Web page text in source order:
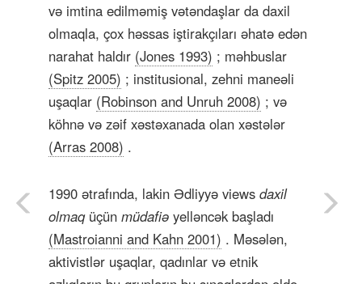
və imtina edilməmiş vətəndaşlar da daxil
olmaqla, çox həssas iştirakçıları əhatə edən
narahat haldır (Jones 1993) ; məhbuslar
(Spitz 2005) ; institusional, zehni maneəli
uşaqlar (Robinson and Unruh 2008) ; və
köhnə və zəif xəstəxanada olan xəstələr
(Arras 2008) .
1990 ətrafında, lakin Ədliyyə views daxil
olmaqüçün müdafiə yelləncək başladı
(Mastroianni and Kahn 2001) . Məsələn,
aktivistlər uşaqlar, qadınlar və etnik